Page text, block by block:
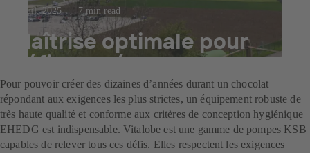
23 juil. 2025 7 min read
Maîtrise optimale pour
défis sucrés
Pour pouvoir créer des dizaines d’années durant un chocolat
répondant aux exigences les plus strictes, un équipement robuste de
très haute qualité et conforme aux critères de conception hygiénique
EHEDG est indispensable. Vitalobe est une gamme de pompes KSB
capables de relever tous ces défis. Elles respectent les exigences